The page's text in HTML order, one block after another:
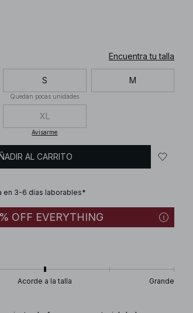
Encuentra tu talla
S
Quedan pocas unidades
M
XL
Avisarme
AL CARRITO
en 3-6 días laborables*
OFF EVERYTHING
Acorde a la talla Grande